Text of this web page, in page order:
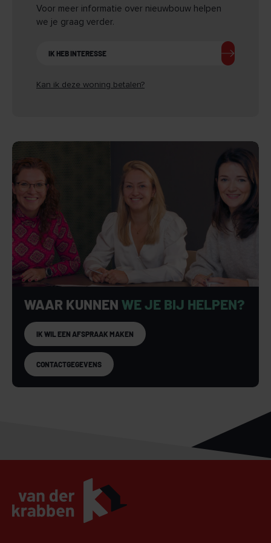
Voor meer informatie over nieuwbouw helpen
we je graag verder.
IK HEB INTERESSE
Kan ik deze woning betalen?
WAAR KUNNEN WE JE BIJ HELPEN?
IK WIL EEN AFSPRAAK MAKEN
CONTACTGEGEVENS